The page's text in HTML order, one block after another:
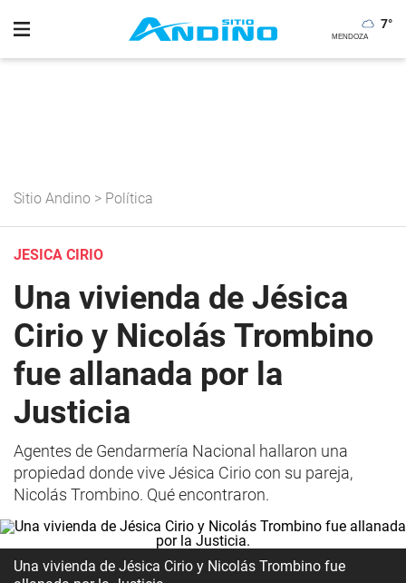
7°
Sitio Andino > Política
JESICA CIRIO
Una vivienda de Jésica
Cirio y Nicolás Trombino
fue allanada por la
Justicia
Agentes de Gendarmería Nacional hallaron una
propiedad donde vive Jésica Cirio con su pareja,
Nicolás Trombino. Qué encontraron.
Una vivienda de Jésica Cirio y Nicolás Trombino fue